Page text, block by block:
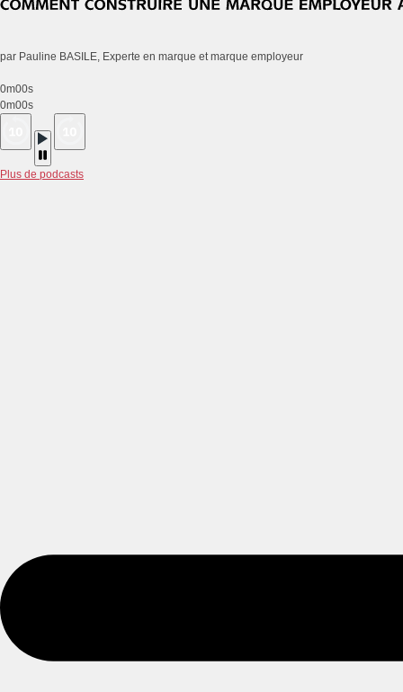
par Pauline BASILE, Experte en marque et marque employeur
0m00s
0m00s
Plus de podcasts